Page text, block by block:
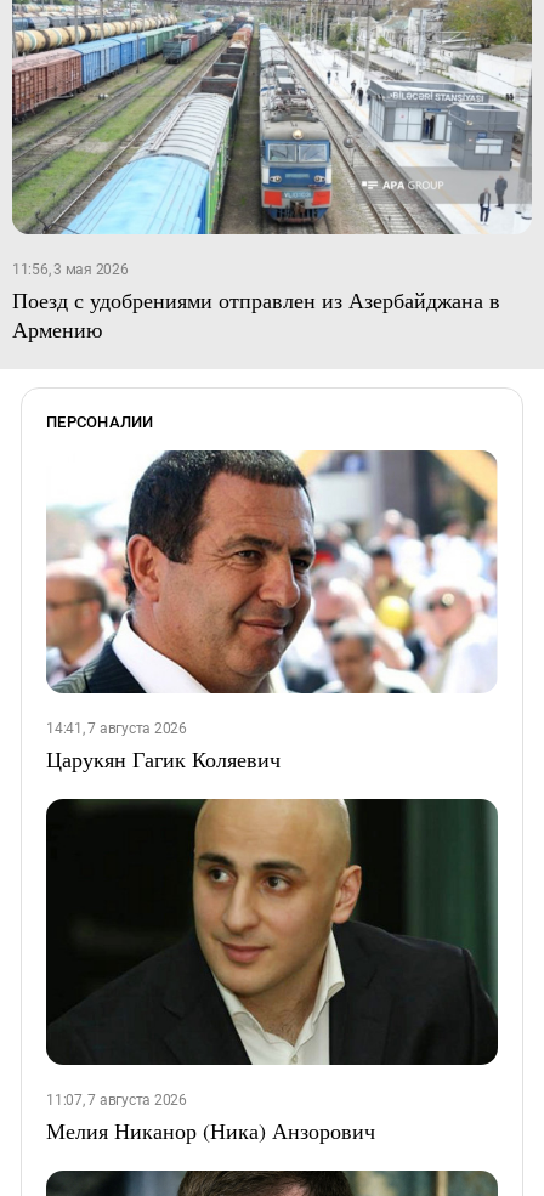
11:56, 3 мая 2026
Поезд с удобрениями отправлен из Азербайджана в
Армению
ПЕРСОНАЛИИ
14:41, 7 августа 2026
Царукян Гагик Коляевич
11:07, 7 августа 2026
Мелия Никанор (Ника) Анзорович